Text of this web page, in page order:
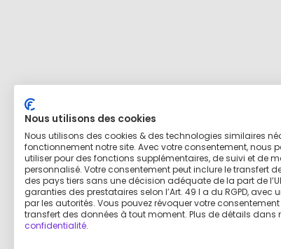
Nous utilisons des cookies
Nous utilisons des cookies & des technologies similaires
fonctionnement notre site. Avec votre consentement, nous
utiliser pour des fonctions supplémentaires, de suivi et de
personnalisé. Votre consentement peut inclure le transfert
des pays tiers sans une décision adéquate de la part de
garanties des prestataires selon l’Art. 49 I a du RGPD, avec
par les autorités. Vous pouvez révoquer votre
transfert des données à tout moment. Plus de détails dans
confidentialité.